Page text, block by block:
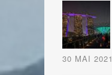
30 MAI 2021